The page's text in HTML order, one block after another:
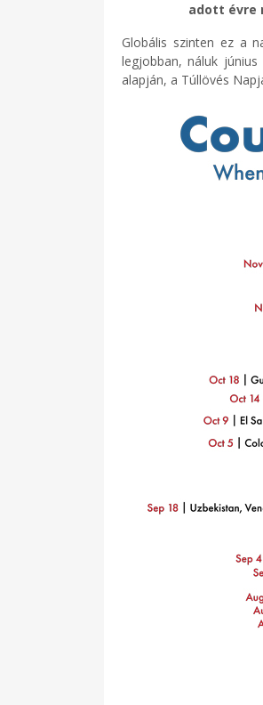
adott évre
Globális szinten ez a
legjobban, náluk
alapján, a Túllövés